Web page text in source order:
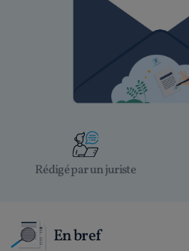
Rédigé par un juriste
En bref